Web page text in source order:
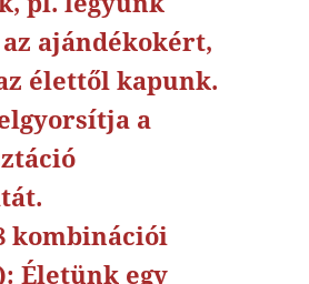
ajándékokért,
élettől kapunk.
a
kombinációi
Életünk egy